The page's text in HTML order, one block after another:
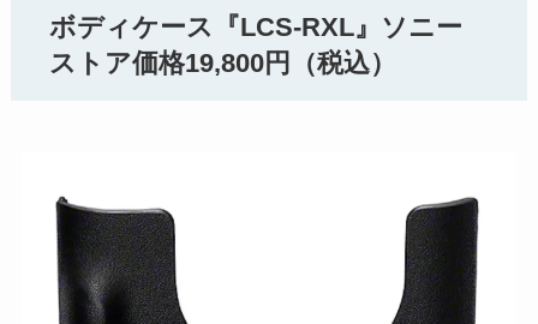
ボディケース『LCS-RXL』ソニー
ストア価格19,800円（税込）